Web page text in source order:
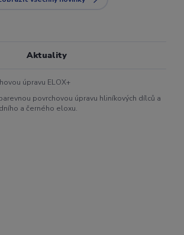
Aktuality
úpravu ELOX+
povrchovou úpravu hliníkových dílců a
a černého eloxu.